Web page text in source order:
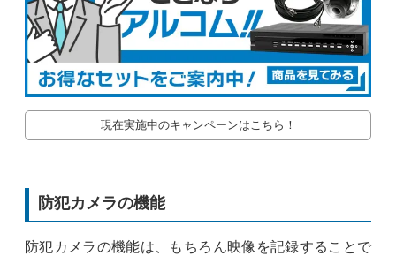
現在実施中のキャンペーンはこちら！
防犯カメラの機能
防犯カメラの機能は、もちろん映像を記録することで